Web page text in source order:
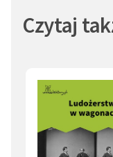
Czytaj